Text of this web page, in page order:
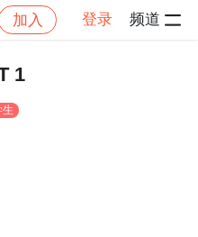
加入 登录 频道
设计与构造
1
生